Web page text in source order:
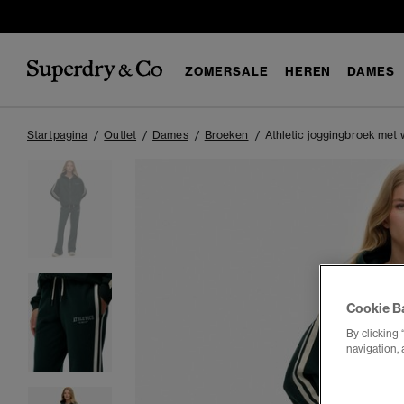
ZOMERSALE HEREN DAMES
Startpagina Outlet Dames Broeken Athletic joggingbroek met
Cookie
By clicking
navigation,